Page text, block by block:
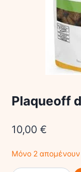
Plaqueoff
10,00 €
Μόνο 2